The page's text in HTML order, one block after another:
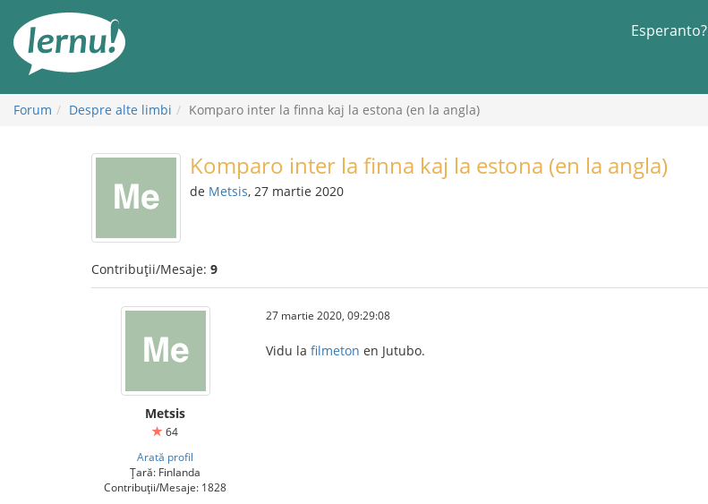
conținut
Esperanto?
Forum Despre alte limbi Komparo inter la finna kaj la estona (en la angla)
Komparo inter la finna kaj la estona (en la angla)
de Metsis, 27 martie 2020
Contribuții/Mesaje: 9
Metsis
64
Arată profil
Țară: Finlanda
Contribuții/Mesaje: 1828
27 martie 2020, 09:29:08
Vidu la filmeton en Jutubo.